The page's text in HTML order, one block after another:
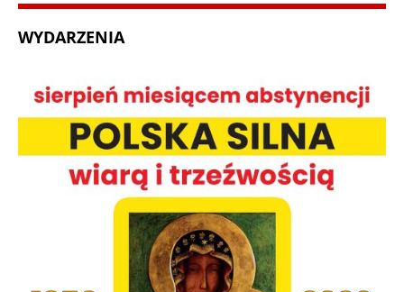
WYDARZENIA